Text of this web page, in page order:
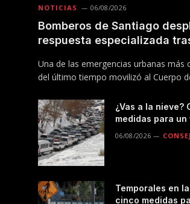
NOTICIAS 06/08/2026
Bomberos de Santiago
respuesta especializada
Una de las emergencias urbanas más
del último tiempo movilizó al Cuerpo
¿Vas a la nieve?
medidas para un
06/08/2026
Temporales en
cinco medidas